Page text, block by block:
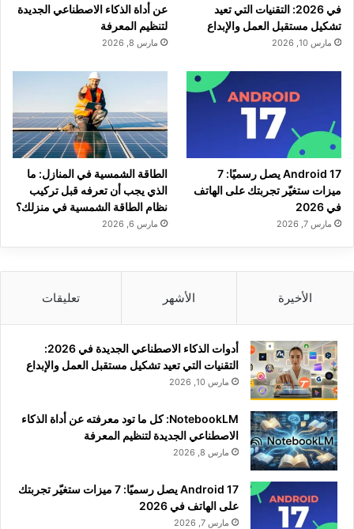
في 2026: التقنيات التي تعيد
تشكيل مستقبل العمل والإبداع
مارس 10, 2026
عن أداة الذكاء الاصطناعي الجديدة
لتنظيم المعرفة
مارس 8, 2026
Android 17 يصل رسميًا: 7
ميزات ستغيّر تجربتك على الهاتف
في 2026
مارس 7, 2026
الطاقة الشمسية في المنازل: ما
الذي يجب أن تعرفه قبل تركيب
نظام الطاقة الشمسية في منزلك؟
مارس 6, 2026
الأخيرة الأشهر تعليقات
أدوات الذكاء الاصطناعي الجديدة في 2026:
التقنيات التي تعيد تشكيل مستقبل العمل والإبداع
مارس 10, 2026
NotebookLM: كل ما تود معرفته عن أداة الذكاء
الاصطناعي الجديدة لتنظيم المعرفة
مارس 8, 2026
Android 17 يصل رسميًا: 7 ميزات ستغيّر تجربتك
على الهاتف في 2026
مارس 7, 2026